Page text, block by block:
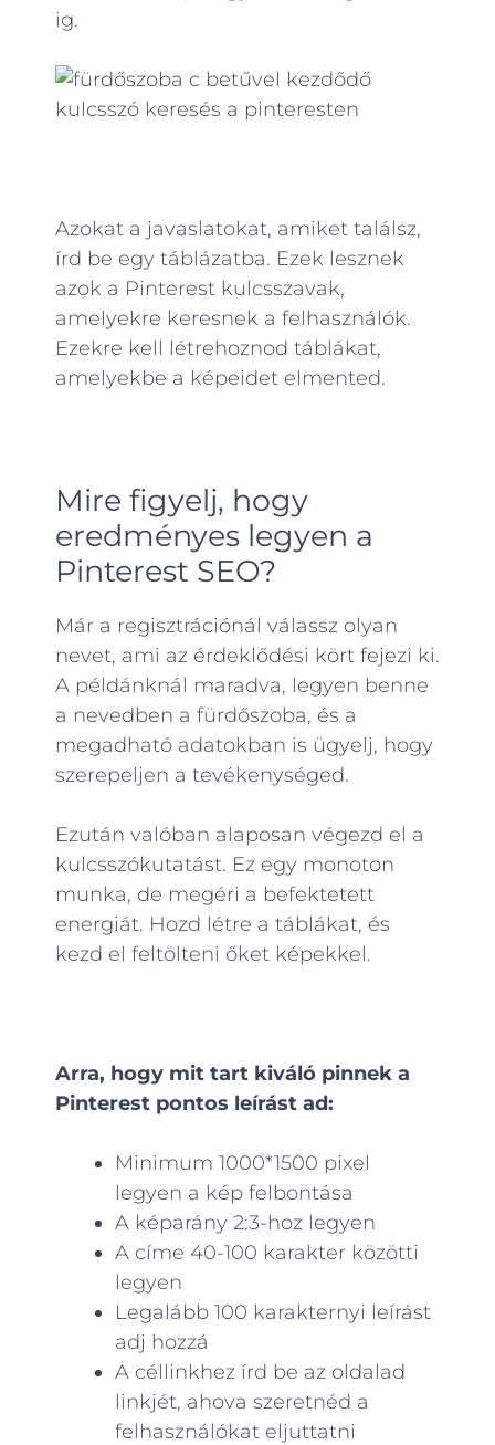
ig.
Azokat a javaslatokat, amiket találsz,
írd be egy táblázatba. Ezek lesznek
azok a Pinterest kulcsszavak,
amelyekre keresnek a felhasználók.
Ezekre kell létrehoznod táblákat,
amelyekbe a képeidet elmented.
Mire figyelj, hogy
eredményes legyen a
Pinterest SEO?
Már a regisztrációnál válassz olyan
nevet, ami az érdeklődési kört fejezi ki.
A példánknál maradva, legyen benne
a nevedben a fürdőszoba, és a
megadható adatokban is ügyelj, hogy
szerepeljen a tevékenységed.
Ezután valóban alaposan végezd el a
kulcsszókutatást. Ez egy monoton
munka, de megéri a befektetett
energiát. Hozd létre a táblákat, és
kezd el feltölteni őket képekkel.
Arra, hogy mit tart kiváló pinnek a
Pinterest pontos leírást ad:
Minimum 1000*1500 pixel
legyen a kép felbontása
A képarány 2:3-hoz legyen
A címe 40-100 karakter közötti
legyen
Legalább 100 karakternyi leírást
adj hozzá
A céllinkhez írd be az oldalad
linkjét, ahova szeretnéd a
felhasználókat eljuttatni